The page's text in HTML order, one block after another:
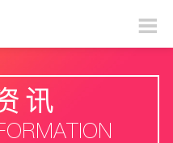
讯